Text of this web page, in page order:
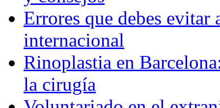
Errores que debes
internacional
Rinoplastia en
la cirugía